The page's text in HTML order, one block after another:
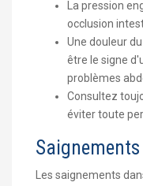
La pression
occlusion
Une douleur
être le signe
problèmes
Consultez
éviter toute
Les saignements